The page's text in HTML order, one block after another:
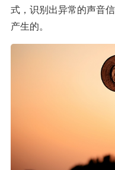
式，识别出异常的声音
产生的。